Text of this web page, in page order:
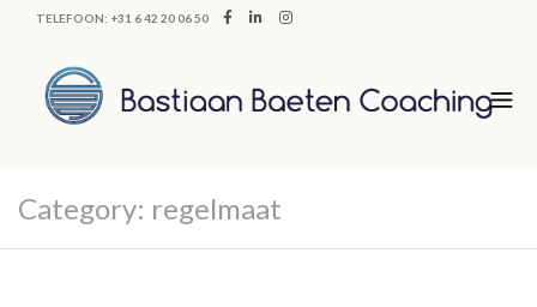
TELEFOON: +31 6 42 20 06 50
Category: regelmaat